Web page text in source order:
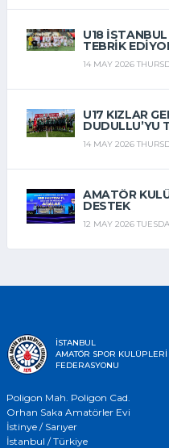
U18
TEBRIK
14 MAY 2026
U17 KIZLAR
DUDULLU’YU
14 MAY 2026
AMATÖR
DESTEK
12 MAY 2026
İSTANBUL
AMATÖR SPOR KULÜPLERİ
FEDERASYONU
Poligon Mah. Poligon Cad.
Orhan Saka Amatörler Evi
İstinye / Sarıyer
İstanbul / Türkiye